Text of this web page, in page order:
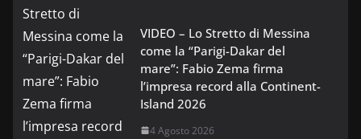
VIDEO – Lo Stretto di Messina
come la “Parigi-Dakar del
mare”: Fabio Zema firma
l’impresa record alla Continent-
Island 2026
4 Agosto 2026